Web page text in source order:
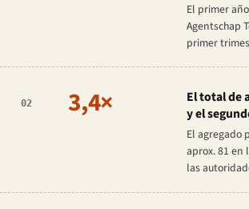
El primer
Agentschap
primer
02 3,4×
El total de
y el
El agregado
aprox. 81 en
las